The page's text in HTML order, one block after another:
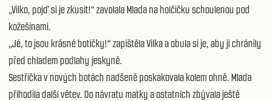
„Vilko, pojď si je zkusit!“ zavolala Mlada na holčičku schoulenou pod
kožešinami.
„Jé, to jsou krásné botičky!“ zapištěla Vilka a obula si je, aby ji chránily
před chladem podlahy jeskyně.
Sestřička v nových botách nadšeně poskakovala kolem ohně. Mlada
přihodila další větev. Do návratu matky a ostatních zbývala ještě